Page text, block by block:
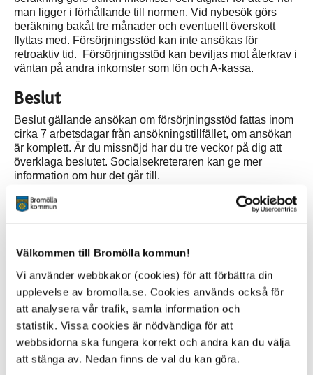
Välkommen till Bromölla kommun!
Vi använder webbkakor (cookies) för att förbättra din
upplevelse av bromolla.se. Cookies används också för
att analysera vår trafik, samla information och
statistik. Vissa cookies är nödvändiga för att
webbsidorna ska fungera korrekt och andra kan du välja
att stänga av. Nedan finns de val du kan göra.
man ligger i förhållande till normen. Vid nybesök görs
beräkning bakåt tre månader och eventuellt överskott
flyttas med. Försörjningsstöd kan inte ansökas för
retroaktiv tid. Försörjningsstöd kan beviljas mot återkrav i
väntan på andra inkomster som lön och A-kassa.
Beslut
Beslut gällande ansökan om försörjningsstöd fattas inom
cirka 7 arbetsdagar från ansökningstillfället, om ansökan
är komplett. Är du missnöjd har du tre veckor på dig att
överklaga beslutet. Socialsekreteraren kan ge mer
information om hur det går till.
Utbetalning
Om det är första utbetalningen sker den normalt i
samband med beslut, annars sker utbetalning i slutet av
månaden om det inte är ett kompletterande beslut.
Normalt tar överföringen 1-3 arbetsdagar. Du ansvarar
själv för betalningen av dina räkningar, om inget annat
överenskommits.
Sekretess